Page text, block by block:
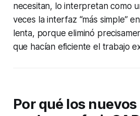
necesitan, lo interpretan como
veces la interfaz “más simple”
lenta, porque eliminó
que hacían eficiente el trabajo
Por qué los